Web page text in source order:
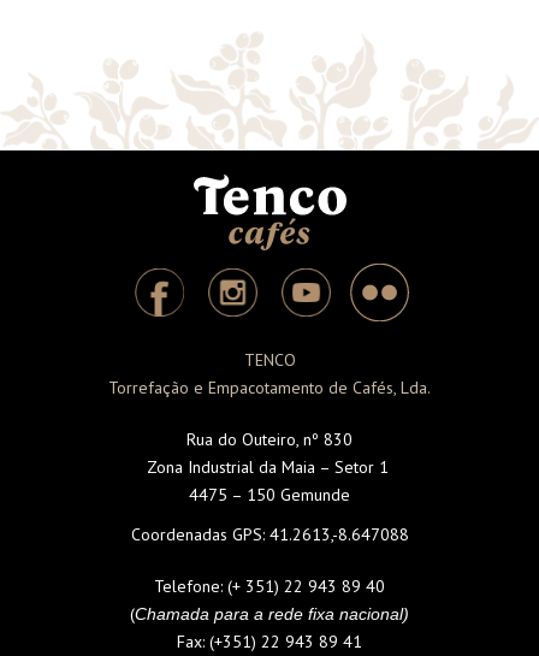
TENCO
Torrefação e Empacotamento de Cafés, Lda.
Rua do Outeiro, nº 830
Zona Industrial da Maia – Setor 1
4475 – 150 Gemunde
Coordenadas GPS:41.2613,-8.647088
Telefone: (+ 351) 22 943 89 40
(Chamada para a rede fixa nacional)
Fax: (+351) 22 943 89 41